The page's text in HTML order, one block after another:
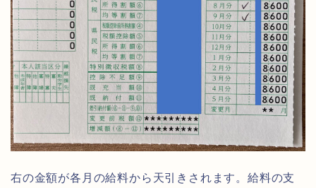
右の金額が各月の給料から天引きされます。給料の支